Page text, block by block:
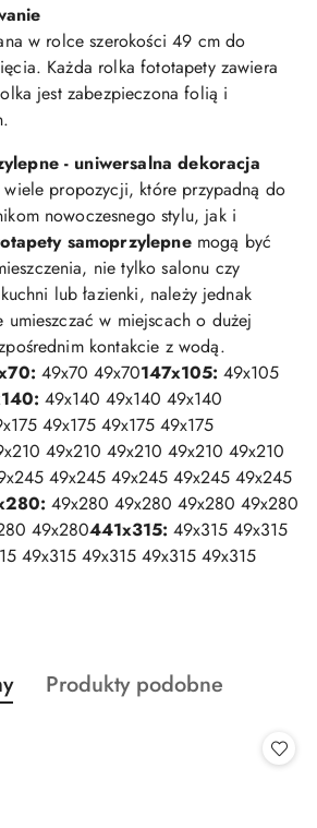
w rolce szerokości 49 cm do
Każda rolka fototapety zawiera
jest zabezpieczona folią i
- uniwersalna dekoracja
wiele propozycji, które przypadną do
nowoczesnego stylu, jak i
samoprzylepnemogą być
nie tylko salonu czy
lub łazienki, należy jednak
w miejscach o dużej
kontakcie z wodą.
49x70 49x70147x105: 49x105
49x140 49x140 49x140
49x175 49x175 49x175
49x210 49x210 49x210 49x210
49x245 49x245 49x245 49x245
49x280 49x280 49x280 49x280
49x280441x315: 49x315 49x315
49x315 49x315 49x315 49x315
produktów
Produkty
Produkty podobne